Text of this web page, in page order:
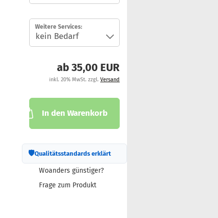
Weitere Services:
ab 35,00 EUR
inkl. 20% MwSt. zzgl. Versand
In den Warenkorb
🛡Qualitätsstandards erklärt
Woanders günstiger?
Frage zum Produkt